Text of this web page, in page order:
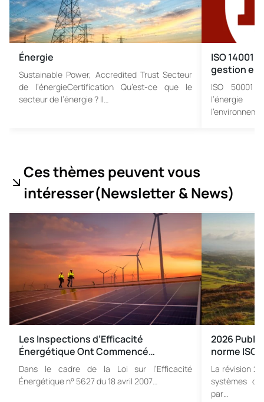
Énergie
Sustainable Power, Accredited Trust Secteur
de l’énergieCertification Qu’est-ce que le
secteur de l’énergie ? Il…
ISO 14001
gestion
ISO 50001
l’énergie
Ces thèmes peuvent vous
intéresser(Newsletter & News)
Les Inspections d’Efficacité
Énergétique Ont Commencé…
Dans le cadre de la Loi sur l’Efficacité
Énergétique n° 5627 du 18 avril 2007…
2026
norme ISO
La révision
systèmes
par…